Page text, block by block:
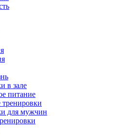
в зале
питание
для мужчин